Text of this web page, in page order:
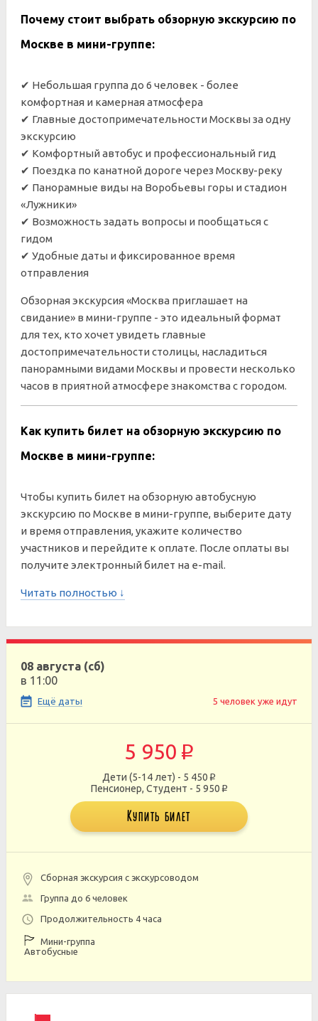
Почему стоит выбрать обзорную экскурсию по
Москве в мини-группе:
✔ Небольшая группа до 6 человек - более
комфортная и камерная атмосфера
✔ Главные достопримечательности Москвы за одну
экскурсию
✔ Комфортный автобус и профессиональный гид
✔ Поездка по канатной дороге через Москву-реку
✔ Панорамные виды на Воробьевы горы и стадион
«Лужники»
✔ Возможность задать вопросы и пообщаться с
гидом
✔ Удобные даты и фиксированное время
отправления
Обзорная экскурсия «Москва приглашает на
свидание» в мини-группе - это идеальный формат
для тех, кто хочет увидеть главные
достопримечательности столицы, насладиться
панорамными видами Москвы и провести несколько
часов в приятной атмосфере знакомства с городом.
Как купить билет на обзорную экскурсию по
Москве в мини-группе:
Чтобы купить билет на обзорную автобусную
экскурсию по Москве в мини-группе, выберите дату
и время отправления, укажите количество
участников и перейдите к оплате. После оплаты вы
получите электронный билет на e-mail.
Читать полностью ↓
08 августа (сб)
в 11:00
Ещё даты 5 человек уже идут
5 950 p
Дети (5-14 лет) - 5 450 p
Пенсионер, Студент - 5 950 p
Купить билет
Сборная экскурсия с экскурсоводом
Группа до 6 человек
Продолжительность 4 часа
Мини-группа
Автобусные